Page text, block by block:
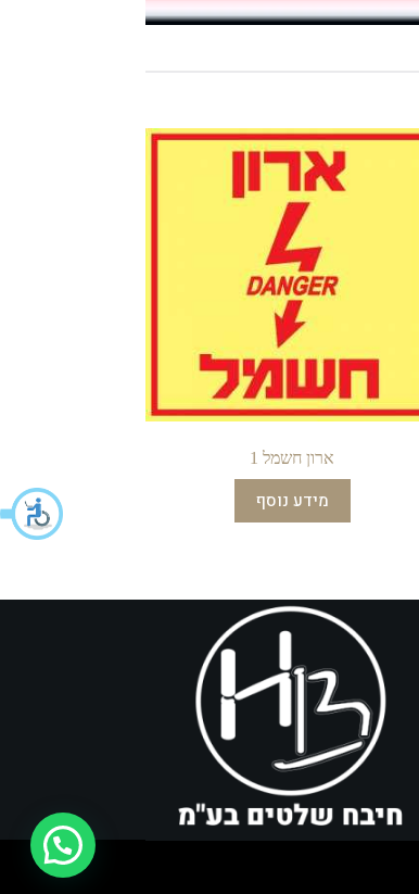
ארון חשמל 1
מידע נוסף
איך אפשר לעזור?